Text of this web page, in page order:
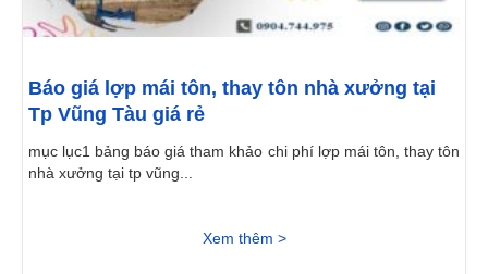
Báo giá lợp mái tôn, thay tôn nhà xưởng tại
Tp Vũng Tàu giá rẻ
mục lục1 bảng báo giá tham khảo chi phí lợp mái tôn, thay tôn
nhà xưởng tại tp vũng...
Xem thêm >